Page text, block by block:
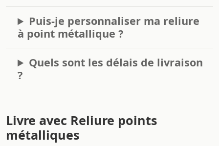
Puis-je personnaliser ma reliure
à point métallique ?
Quels sont les délais de livraison
?
Livre avec Reliure points
métalliques